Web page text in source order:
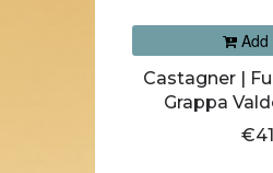
Add
Castagner |
Grappa